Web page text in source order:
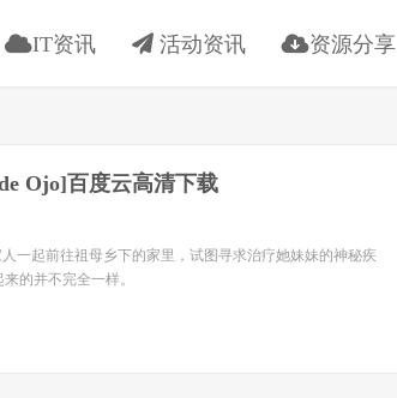
IT资讯 活动资讯 资源分享
Ojo]百度云高清下载
一起前往祖母乡下的家里，试图寻求治疗她妹妹的神秘疾
的并不完全一样。